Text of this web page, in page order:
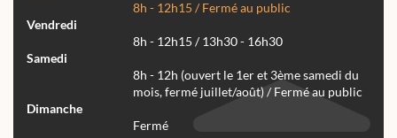
8h - 12h15 / Fermé au public
Vendredi
8h - 12h15 / 13h30 - 16h30
Samedi
8h - 12h (ouvert le 1er et 3ème samedi du
mois, fermé juillet/août) / Fermé au public
Dimanche
Fermé